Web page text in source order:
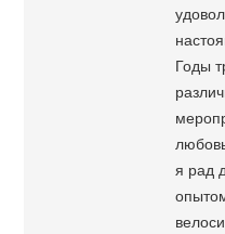
Годы
я рад